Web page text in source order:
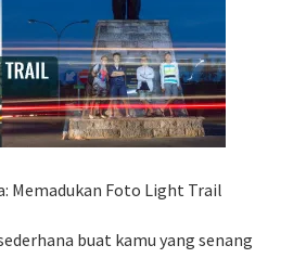
Memadukan Foto Light Trail
buat kamu yang senang